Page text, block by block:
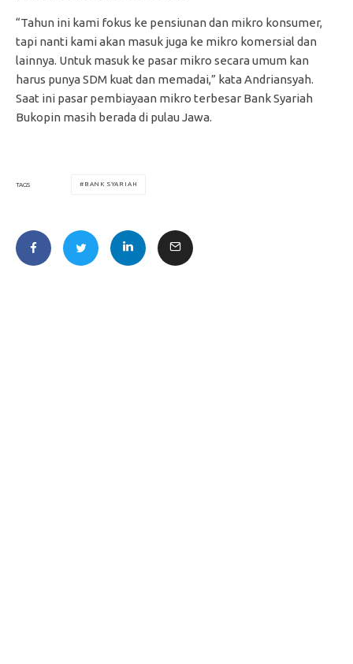
“Tahun ini kami fokus ke pensiunan dan mikro konsumer,
tapi nanti kami akan masuk juga ke mikro komersial dan
lainnya. Untuk masuk ke pasar mikro secara umum kan
harus punya SDM kuat dan memadai,” kata Andriansyah.
Saat ini pasar pembiayaan mikro terbesar Bank Syariah
Bukopin masih berada di pulau Jawa.
TAGS BANK SYARIAH